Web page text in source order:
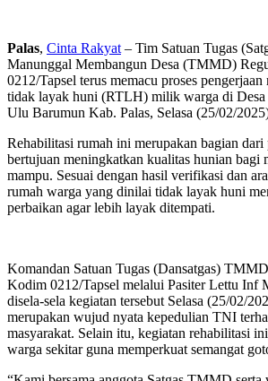
Palas, Cinta Rakyat – Tim Satuan Tugas
Manunggal Membangun Desa (TMMD)
0212/Tapsel terus memacu proses
tidak layak huni (RTLH) milik warga di Desa
Ulu Barumun Kab. Palas, Selasa (25/02/
Rehabilitasi rumah ini merupakan bagian
bertujuan meningkatkan kualitas hunian bagi
mampu. Sesuai dengan hasil verifikasi dan
rumah warga yang dinilai tidak layak huni
perbaikan agar lebih layak ditempati.
Komandan Satuan Tugas (Dansatgas)
Kodim 0212/Tapsel melalui Pasiter Lettu Inf
disela-sela kegiatan tersebut Selasa (25/02/
merupakan wujud nyata kepedulian TNI
masyarakat. Selain itu, kegiatan rehabilitasi
warga sekitar guna memperkuat semangat